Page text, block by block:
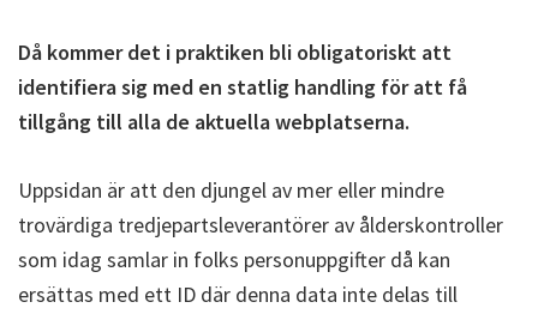
Då kommer det i praktiken bli obligatoriskt att
identifiera sig med en statlig handling för att få
tillgång till alla de aktuella webplatserna.
Uppsidan är att den djungel av mer eller mindre
trovärdiga tredjepartsleverantörer av ålderskontroller
som idag samlar in folks personuppgifter då kan
ersättas med ett ID där denna data inte delas till